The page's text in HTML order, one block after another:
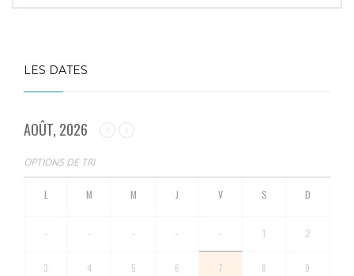
LES DATES
AOÛT, 2026
OPTIONS DE TRI
- - - - - 1 2
3 4 5 6 7 8 9